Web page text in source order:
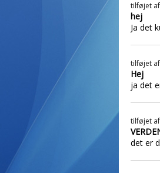
tilføjet af
hej
Ja det
tilføjet af
Hej
ja det
tilføjet af
det er